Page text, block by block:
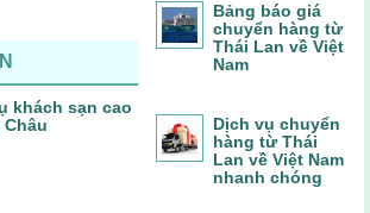
khách sạn cao
Bảng báo giá
chuyển hàng từ
Thái Lan về Việt
Nam
Dịch vụ chuyển
hàng từ Thái
Lan về Việt Nam
nhanh chóng